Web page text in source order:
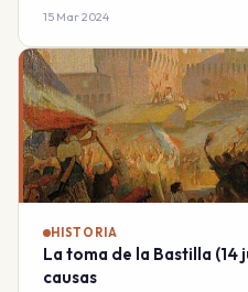
15 Mar 2024
HISTORIA
La toma de la Bastilla (14
causas